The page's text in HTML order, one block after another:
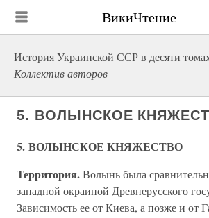
ВикиЧтение
История Украинской ССР в десяти
Коллектив авторов
5. ВОЛЫНСКОЕ
5. ВОЛЫНСКОЕ КНЯЖЕСТВО
Территория.Волынь была
западной окраиной Древнерусского
Зависимость ее от Киева, а позже и от